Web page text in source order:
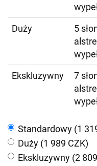
Duży
5
Ekskluzywny
7
Standardowy (1
Duży (1 989 CZK)
Ekskluzywny (2